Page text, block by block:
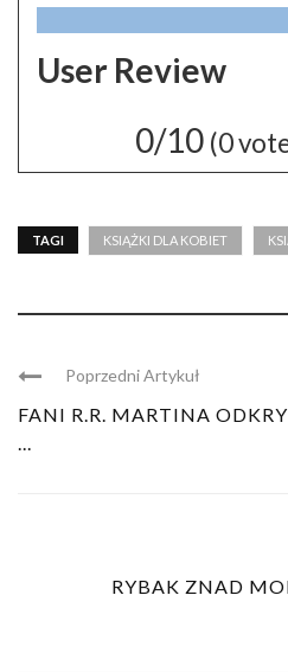
User Review
0/10 (0
TAGI KSIĄŻKI DLA KOBIET
Poprzedni Artykuł
FANI R.R. MARTINA
RYBAK ZNAD